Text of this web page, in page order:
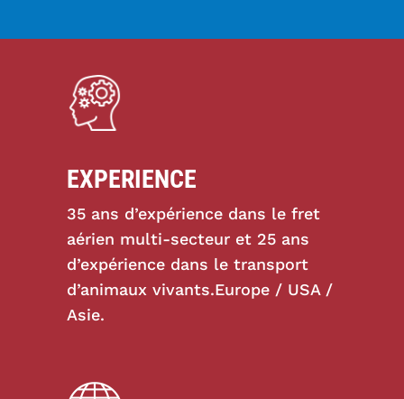
EXPERIENCE
35 ans d’expérience dans le fret
aérien multi-secteur et 25 ans
d’expérience dans le transport
d’animaux vivants.Europe / USA /
Asie.